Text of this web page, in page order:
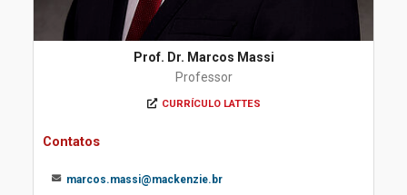
Prof. Dr. Marcos Massi
Professor
CURRÍCULO LATTES
Contatos
marcos.massi@mackenzie.br